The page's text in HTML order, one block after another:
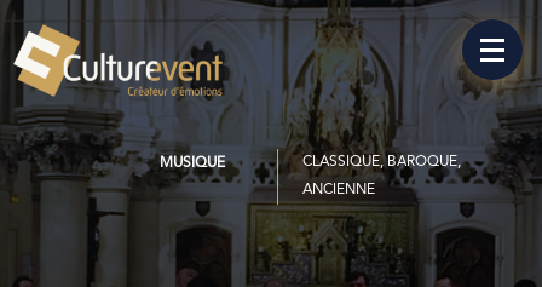
MUSIQUE
CLASSIQUE, BAROQUE,
ANCIENNE